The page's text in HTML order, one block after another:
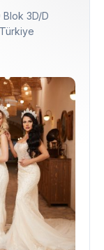
Blok 3D/D